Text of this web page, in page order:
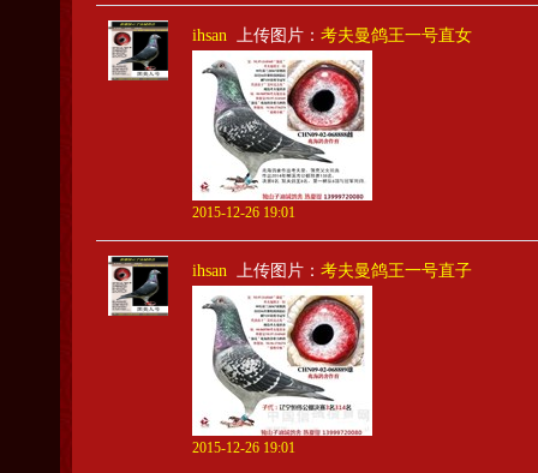
ihsan 上传图片： 考夫曼鸽王一号直女
2015-12-26 19:01
ihsan 上传图片： 考夫曼鸽王一号直子
2015-12-26 19:01